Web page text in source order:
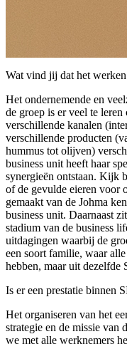
Wat vind jij dat het
Het ondernemende en
de groep is er veel te
verschillende kanalen
verschillende producten
hummus tot olijven)
business unit heeft haar
synergieën ontstaan. Kijk
of de gevulde eieren voor
gemaakt van de Johma
business unit. Daarnaast
stadium van de business
uitdagingen waarbij de
een soort familie, waar
hebben, maar uit dezelfde
Is er een prestatie binnen
Het organiseren van het
strategie en de missie van
we met alle werknemers